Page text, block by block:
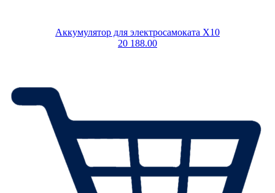
Аккумулятор для электросамоката X10
20 188.00